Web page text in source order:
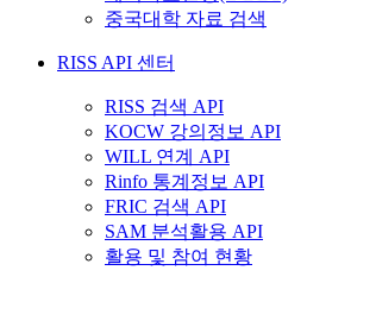
중국대학 자료 검색
RISS API 센터
RISS 검색 API
KOCW 강의정보 API
WILL 연계 API
Rinfo 통계정보 API
FRIC 검색 API
SAM 분석활용 API
활용 및 참여 현황